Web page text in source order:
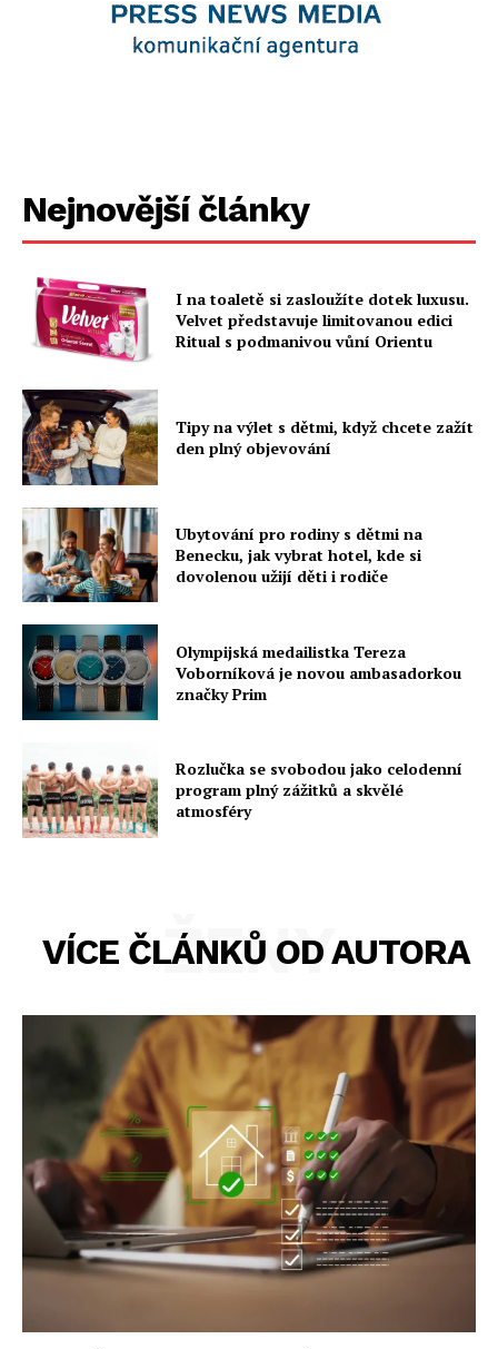
Nejnovější články
I na toaletě si zasloužíte dotek luxusu.
Velvet představuje limitovanou edici
Ritual s podmanivou vůní Orientu
Tipy na výlet s dětmi, když chcete zažít
den plný objevování
Ubytování pro rodiny s dětmi na
Benecku, jak vybrat hotel, kde si
dovolenou užijí děti i rodiče
Olympijská medailistka Tereza
Voborníková je novou ambasadorkou
značky Prim
Rozlučka se svobodou jako celodenní
program plný zážitků a skvělé
atmosféry
VÍCE ČLÁNKŮ OD AUTORA
ŽENY